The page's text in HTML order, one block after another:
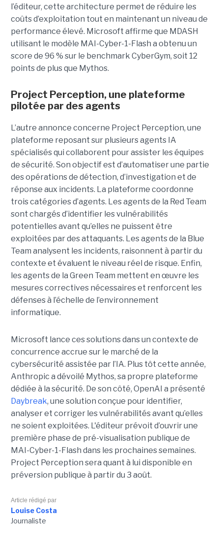
l’éditeur, cette architecture permet de réduire les
coûts d’exploitation tout en maintenant un niveau de
performance élevé. Microsoft affirme que MDASH
utilisant le modèle MAI-Cyber-1-Flash a obtenu un
score de 96 % sur le benchmark CyberGym, soit 12
points de plus que Mythos.
Project Perception, une plateforme
pilotée par des agents
L’autre annonce concerne Project Perception, une
plateforme reposant sur plusieurs agents IA
spécialisés qui collaborent pour assister les équipes
de sécurité. Son objectif est d’automatiser une partie
des opérations de détection, d’investigation et de
réponse aux incidents. La plateforme coordonne
trois catégories d’agents. Les agents de la Red Team
sont chargés d’identifier les vulnérabilités
potentielles avant qu’elles ne puissent être
exploitées par des attaquants. Les agents de la Blue
Team analysent les incidents, raisonnent à partir du
contexte et évaluent le niveau réel de risque. Enfin,
les agents de la Green Team mettent en œuvre les
mesures correctives nécessaires et renforcent les
défenses à l’échelle de l’environnement
informatique.
Microsoft lance ces solutions dans un contexte de
concurrence accrue sur le marché de la
cybersécurité assistée par l’IA. Plus tôt cette année,
Anthropic a dévoilé Mythos, sa propre plateforme
dédiée à la sécurité. De son côté, OpenAI a présenté
Daybreak, une solution conçue pour identifier,
analyser et corriger les vulnérabilités avant qu’elles
ne soient exploitées. L'éditeur prévoit d’ouvrir une
première phase de pré-visualisation publique de
MAI-Cyber-1-Flash dans les prochaines semaines.
Project Perception sera quant à lui disponible en
préversion publique à partir du 3 août.
Article rédigé par
Louise Costa
Journaliste